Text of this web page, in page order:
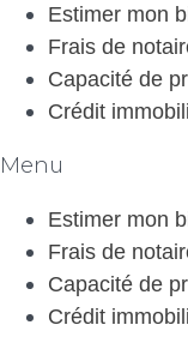
Estimer mon
Frais de
Capacité de
Crédit
Menu
Estimer mon
Frais de
Capacité de
Crédit